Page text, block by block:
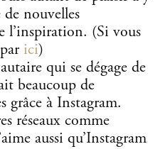
de nouvelles
l’inspiration. (Si vous
ici)
qui se dégage de
beaucoup de
grâce à Instagram.
réseaux comme
aussi qu’Instagram